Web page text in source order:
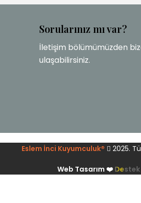
Sorularınız mı var?
İletişim bölümümüzden
ulaşabilirsiniz.
Eslem İnci Kuyumculuk® 2025.
Web Tasarım ❤️